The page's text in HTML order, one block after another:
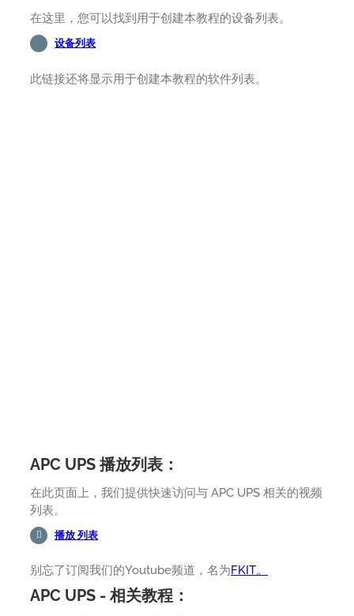
在这里，您可以找到用于创建本教程的设备列表。
设备列表
此链接还将显示用于创建本教程的软件列表。
APC UPS 播放列表：
在此页面上，我们提供快速访问与 APC UPS 相关的视频
列表。
播放 列表
别忘了订阅我们的Youtube频道，名为FKIT。
APC UPS - 相关教程：